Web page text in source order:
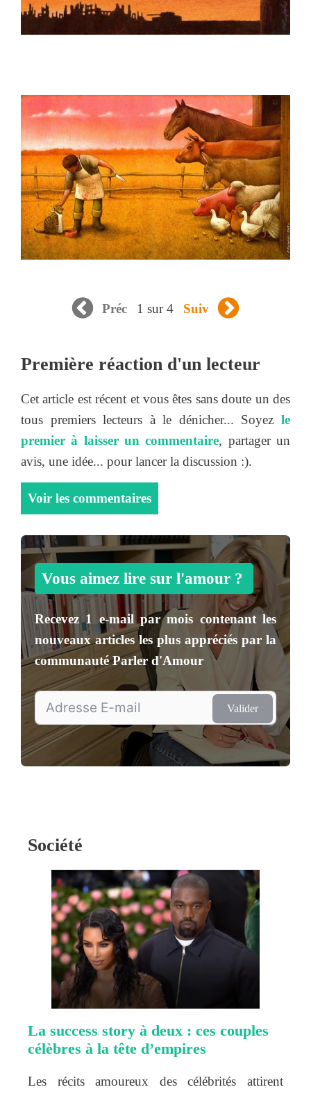
Préc 1 sur 4 Suiv
Première réaction d'un lecteur
Cet article est récent et vous êtes sans doute un des
tous premiers lecteurs à le dénicher... Soyez le
premier à laisser un commentaire, partager un
avis, une idée... pour lancer la discussion :).
Voir les commentaires
Vous aimez lire sur l'amour ?
Recevez1 e-mail par mois contenant les
nouveaux articles les plus appréciés par la
communautéParler d'Amour
Valider
Société
La success story à deux : ces couples
célèbres à la tête d’empires
Les récits amoureux des célébrités attirent